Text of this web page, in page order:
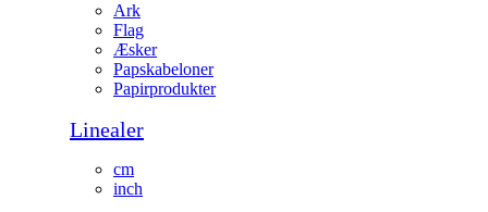
Ark
Flag
Æsker
Papskabeloner
Papirprodukter
Linealer
cm
inch